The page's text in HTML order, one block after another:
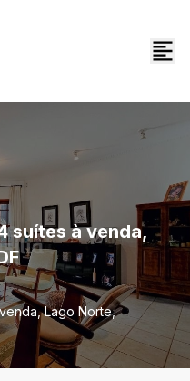
suítes à venda,
Lago Norte,